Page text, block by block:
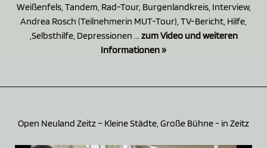
Weißenfels, Tandem, Rad-Tour, Burgenlandkreis, Interview,
Andrea Rosch (Teilnehmerin MUT-Tour), TV-Bericht, Hilfe,
,Selbsthilfe, Depressionen ... zum Video und weiteren
Informationen »
Open Neuland Zeitz – Kleine Städte, Große Bühne - in Zeitz